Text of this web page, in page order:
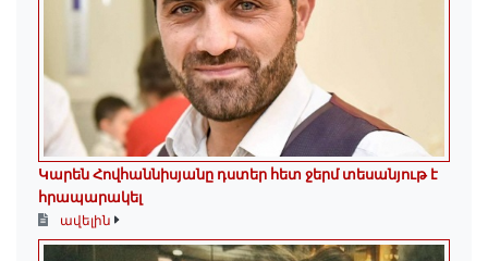
Կարեն Հովհաննիսյանը դստեր հետ ջերմ տեսանյութ է
հրապարակել
ավելին